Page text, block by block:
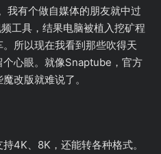
我有个做自媒体的朋友就中过
工具，结果电脑被植入挖矿程
所以现在我看到那些吹得天
心眼。就像Snaptube，官方
改版就难说了。
4K、8K，还能转各种格式。